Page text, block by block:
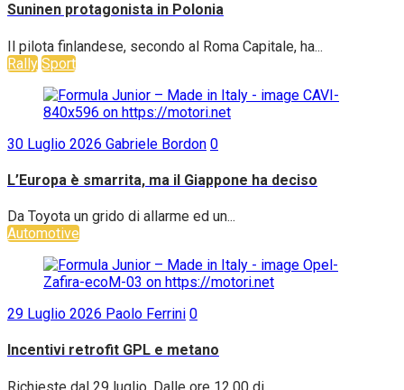
Suninen protagonista in Polonia
Il pilota finlandese, secondo al Roma Capitale, ha...
Rally Sport
30 Luglio 2026 Gabriele Bordon 0
L’Europa è smarrita, ma il Giappone ha deciso
Da Toyota un grido di allarme ed un...
Automotive
29 Luglio 2026 Paolo Ferrini 0
Incentivi retrofit GPL e metano
Richieste dal 29 luglio. Dalle ore 12.00 di...